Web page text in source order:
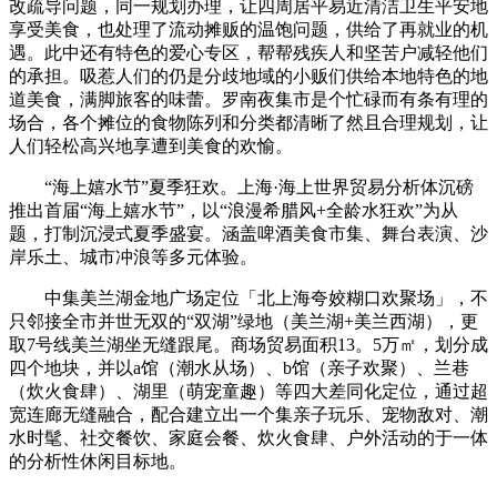
改疏导问题，同一规划办理，让四周居平易近清洁卫生平安地
享受美食，也处理了流动摊贩的温饱问题，供给了再就业的机
遇。此中还有特色的爱心专区，帮帮残疾人和坚苦户减轻他们
的承担。吸惹人们的仍是分歧地域的小贩们供给本地特色的地
道美食，满脚旅客的味蕾。罗南夜集市是个忙碌而有条有理的
场合，各个摊位的食物陈列和分类都清晰了然且合理规划，让
人们轻松高兴地享遭到美食的欢愉。
“海上嬉水节”夏季狂欢。上海·海上世界贸易分析体沉磅
推出首届“海上嬉水节”，以“浪漫希腊风+全龄水狂欢”为从
题，打制沉浸式夏季盛宴。涵盖啤酒美食市集、舞台表演、沙
岸乐土、城市冲浪等多元体验。
中集美兰湖金地广场定位「北上海夸姣糊口欢聚场」，不
只邻接全市并世无双的“双湖”绿地（美兰湖+美兰西湖），更
取7号线美兰湖坐无缝跟尾。商场贸易面积13。5万㎡，划分成
四个地块，并以a馆（潮水从场）、b馆（亲子欢聚）、兰巷
（炊火食肆）、湖里（萌宠童趣）等四大差同化定位，通过超
宽连廊无缝融合，配合建立出一个集亲子玩乐、宠物敌对、潮
水时髦、社交餐饮、家庭会餐、炊火食肆、户外活动的于一体
的分析性休闲目标地。